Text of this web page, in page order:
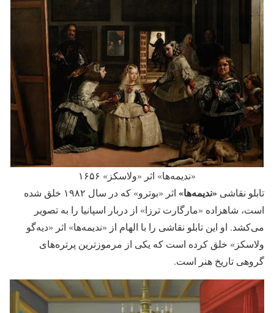
«ندیمه‌ها» اثر «ولاسکز» ۱۶۵۶
تابلو نقاشی «ندیمه‌ها»
اثر «بوترو» که در سال ۱۹۸۲ خلق شده
است،‌ شاهزاده «مارگارت ترزا»‌ از دربار اسپانیا را به تصویر
می‌کشد. او این تابلو نقاشی را با الهام از «ندیمه‌ها»‌ اثر «دیه‌گو
ولاسکز» خلق کرده است که یکی از مرموزترین پرتره‌های
گروهی تاریخ هنر است.